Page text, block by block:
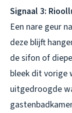
Signaal 3:
Een nare geur
deze blijft
de sifon of
bleek dit vorige
uitgedroogde